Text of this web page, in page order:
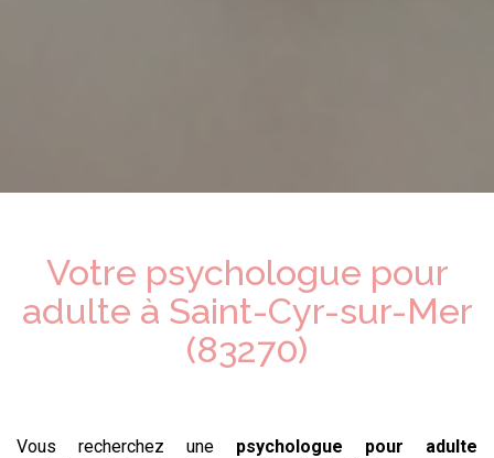
Votre psychologue pour
adulte à Saint-Cyr-sur-Mer
(83270)
Vous recherchez une psychologue
pour adulte